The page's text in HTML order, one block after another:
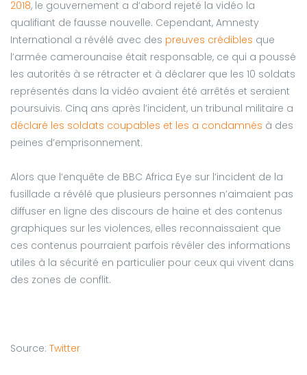
2018, le gouvernement a d’abord rejeté la vidéo la
qualifiant de fausse nouvelle. Cependant, Amnesty
International a révélé avec des preuves crédibles que
l’armée camerounaise était responsable, ce qui a poussé
les autorités à se rétracter et à déclarer que les 10 soldats
représentés dans la vidéo avaient été arrêtés et seraient
poursuivis. Cinq ans après l’incident, un tribunal militaire a
déclaré les soldats coupables et les a condamnés à des
peines d’emprisonnement.
Alors que l’enquête de BBC Africa Eye sur l’incident de la
fusillade a révélé que plusieurs personnes n’aimaient pas
diffuser en ligne des discours de haine et des contenus
graphiques sur les violences, elles reconnaissaient que
ces contenus pourraient parfois révéler des informations
utiles à la sécurité en particulier pour ceux qui vivent dans
des zones de conflit.
Source: Twitter